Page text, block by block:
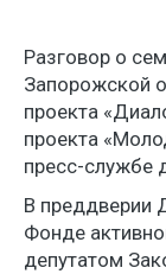
Разговор о
Запорожской
проекта
проекта
пресс-службе
В преддверии
Фонде
депутатом